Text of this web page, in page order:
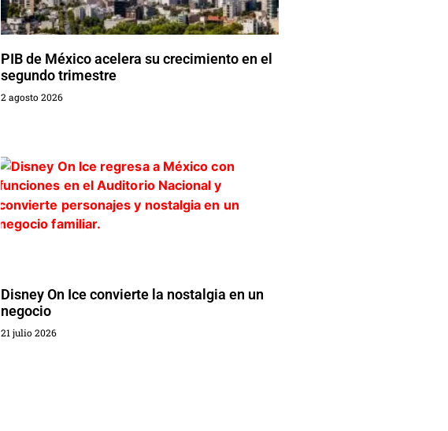
PIB de México acelera su crecimiento en el
segundo trimestre
2 agosto 2026
Disney On Ice convierte la nostalgia en un
negocio
21 julio 2026